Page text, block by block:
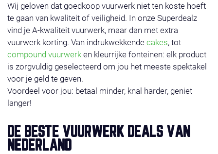
Wij geloven dat goedkoop vuurwerk niet ten koste hoeft
te gaan van kwaliteit of veiligheid. In onze Superdealz
vind je A-kwaliteit vuurwerk, maar dan met extra
vuurwerk korting. Van indrukwekkende cakes, tot
compound vuurwerk en kleurrijke fonteinen: elk product
is zorgvuldig geselecteerd om jou het meeste spektakel
voor je geld te geven.
Voordeel voor jou: betaal minder, knal harder, geniet
langer!
DE BESTE VUURWERK DEALS VAN
NEDERLAND